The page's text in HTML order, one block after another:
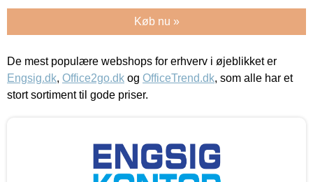
Køb nu »
De mest populære webshops for erhverv i øjeblikket er
Engsig.dk, Office2go.dk og OfficeTrend.dk, som alle har et
stort sortiment til gode priser.